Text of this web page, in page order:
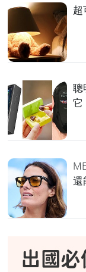
超
聰
它
還